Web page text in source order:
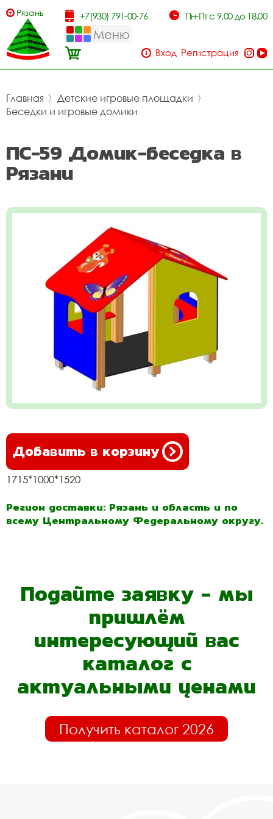
Рязань +7(930) 791-00-76 Пн-Пт с 9.00 до 18.00
Меню
Вход Регистрация
Главная 〉 Детские игровые площадки 〉
Беседки и игровые домики
ПС-59 Домик-беседка в
Рязани
Добавить в корзину
1715*1000*1520
Регион доставки: Рязань и область и по
всему Центральному Федеральному округу.
Подайте заявку - мы
пришлём
интересующий вас
каталог с
актуальными ценами
Получить каталог 2026